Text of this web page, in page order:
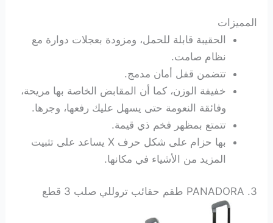
المميزات
الحقيبة قابلة للحمل، ومزودة بعجلات دوارة مع
نظام صامت.
تتضمن قفل أمان مدمج.
خفيفة الوزن، كما أن المقابض الخاصة بها مريحة،
وفائقة النعومة حتى يسهل عليك رفعها، وجرها.
تتمتع بمظهر فخم ذي قيمة.
بها حزام على شكل حرف X يساعد على تثبيت
المزيد من الأشياء في مكانها.
3. PANADORA طقم حقائب تروللي صلب 3 قطع